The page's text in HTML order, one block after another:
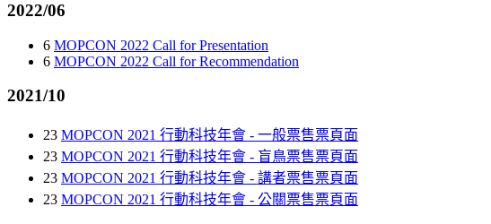
2022/06
6 MOPCON 2022 Call for Presentation
6 MOPCON 2022 Call for Recommendation
2021/10
23 MOPCON 2021 行動科技年會 - 一般票售票頁面
23 MOPCON 2021 行動科技年會 - 盲鳥票售票頁面
23 MOPCON 2021 行動科技年會 - 講者票售票頁面
23 MOPCON 2021 行動科技年會 - 公關票售票頁面